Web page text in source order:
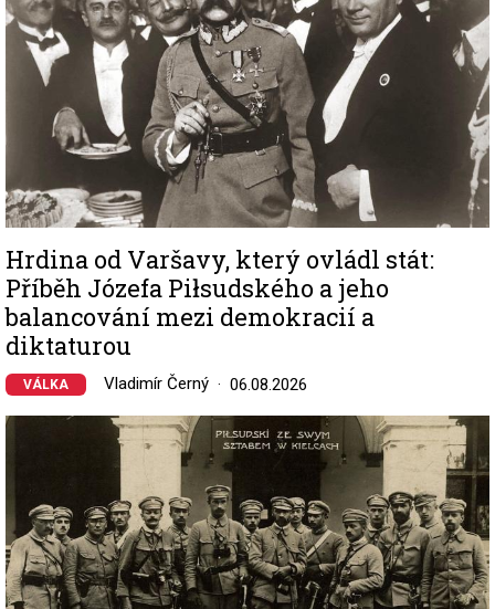
Hrdina od Varšavy, který ovládl stát:
Příběh Józefa Piłsudského a jeho
balancování mezi demokracií a
diktaturou
VÁLKA Vladimír Černý 06.08.2026
Image